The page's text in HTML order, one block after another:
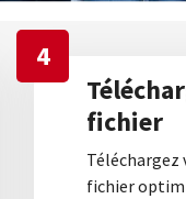
4
fichier
Téléchargez
fichier